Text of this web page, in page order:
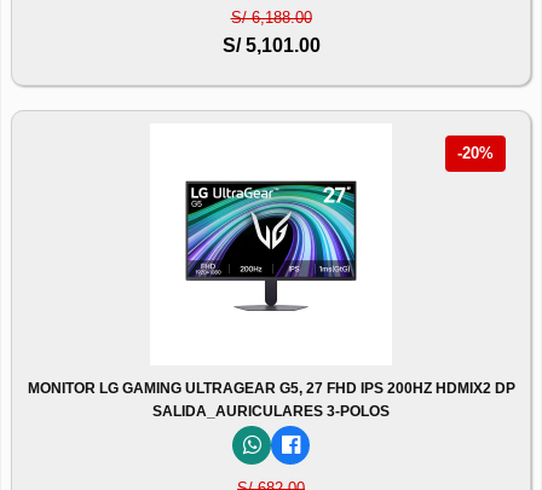
S/ 6,188.00
S/ 5,101.00
-20%
MONITOR LG GAMING ULTRAGEAR G5, 27 FHD IPS 200HZ HDMIX2 DP
SALIDA_AURICULARES 3-POLOS